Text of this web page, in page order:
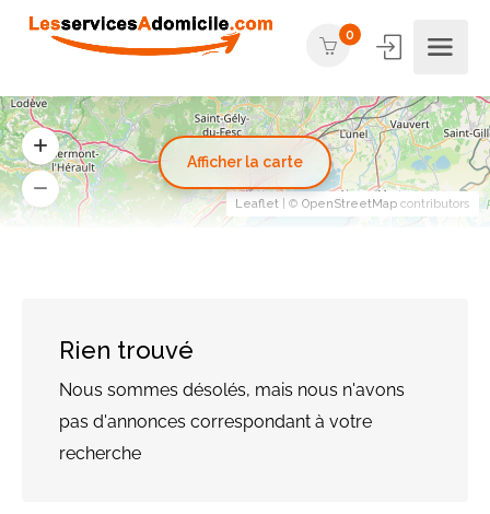
0
Rien trouvé
Nous sommes désolés, mais nous n'avons
pas d'annonces correspondant à votre
recherche
Leaflet | © OpenStreetMap contributors
Afficher la carte